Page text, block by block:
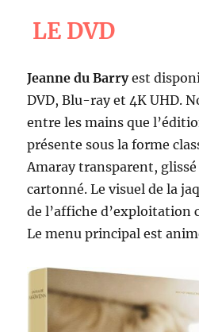
LE DVD
Jeanne du Barryest
DVD, Blu-ray et 4K UHD.
entre les mains que
présente sous la forme
Amaray transparent,
cartonné. Le visuel de la
de l’affiche d’exploitation
Le menu principal est